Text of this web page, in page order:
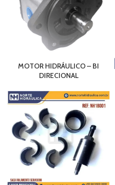
MOTOR HIDRÁULICO – BI
DIRECIONAL